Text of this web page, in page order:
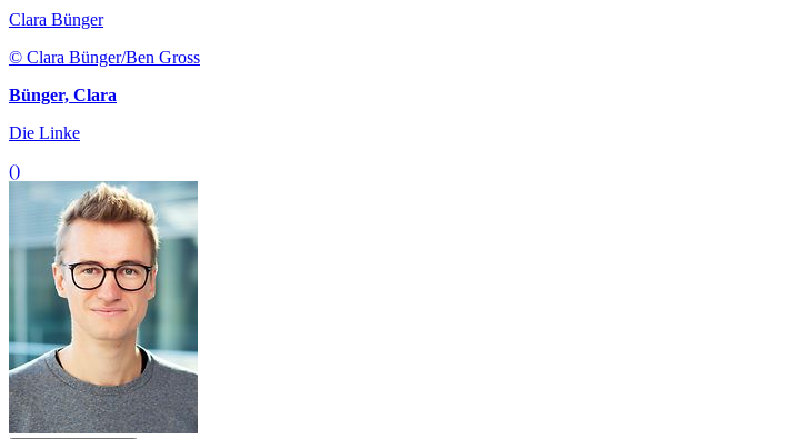
Clara Bünger
© Clara Bünger/Ben Gross
Bünger, Clara
Die Linke
()